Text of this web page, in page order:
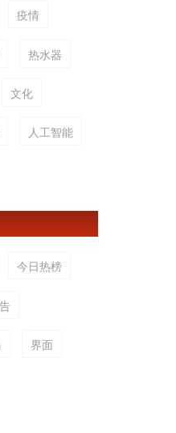
疫情
热水器
文化
人工智能
今日热榜
界面